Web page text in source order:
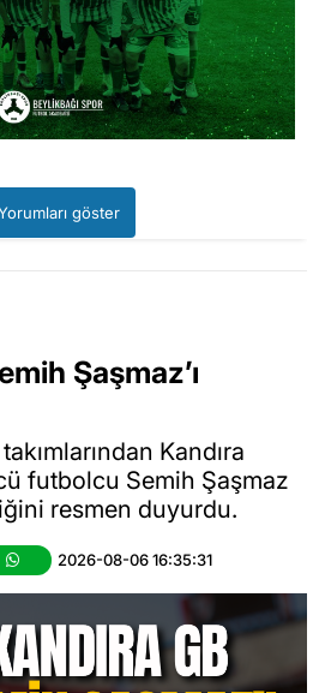
göster
Şaşmaz’ı
Kandıra
futbolcu Semih Şaşmaz
resmen duyurdu.
2026-08-06 16:35:31